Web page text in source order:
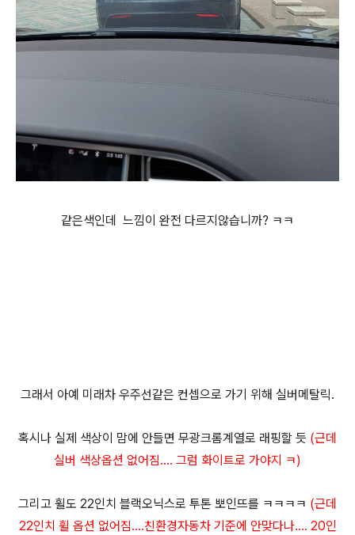
같은색인데 느낌이 완전 다르지않습니까? ㅋㅋ
그래서 아예 미래차 우주선같은 컨셉으로 가기 위해 실버메탈릭.
혹시나 실제 색상이 맘에 안들면 무광크롬계열로 래핑할 듯 (근데
실버 색상옵션 없어짐.... 그럼 화이트로 가야지 ㅋ)
그리고 휠도 22인치 블랙오닉스로 투톤 뽀인뜨를 ㅋㅋㅋㅋ (근데
22인치 휠 옵션 없어짐....친환경자동차 기준에 안맞다나.... 20인